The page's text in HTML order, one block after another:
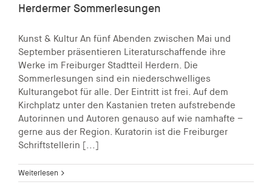
Herdermer Sommerlesungen
Kunst & Kultur An fünf Abenden zwischen Mai und
September präsentieren Literaturschaffende ihre
Werke im Freiburger Stadtteil Herdern. Die
Sommerlesungen sind ein niederschwelliges
Kulturangebot für alle. Der Eintritt ist frei. Auf dem
Kirchplatz unter den Kastanien treten aufstrebende
Autorinnen und Autoren genauso auf wie namhafte –
gerne aus der Region. Kuratorin ist die Freiburger
Schriftstellerin [...]
Weiterlesen